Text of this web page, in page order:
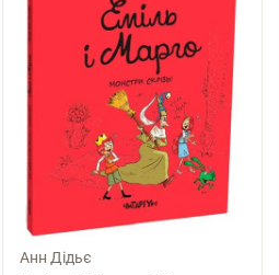
Анн Дідьє